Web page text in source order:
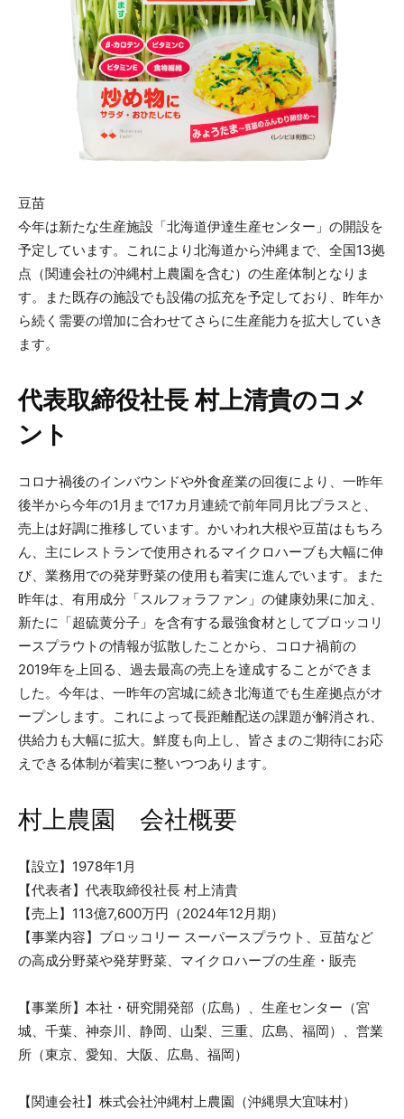
豆苗
今年は新たな生産施設「北海道伊達生産センター」の開設を
予定しています。これにより北海道から沖縄まで、全国13拠
点（関連会社の沖縄村上農園を含む）の生産体制となりま
す。また既存の施設でも設備の拡充を予定しており、昨年か
ら続く需要の増加に合わせてさらに生産能力を拡大していき
ます。
代表取締役社長 村上清貴のコメ
ント
コロナ禍後のインバウンドや外食産業の回復により、一昨年
後半から今年の1月まで17カ月連続で前年同月比プラスと、
売上は好調に推移しています。かいわれ大根や豆苗はもちろ
ん、主にレストランで使用されるマイクロハーブも大幅に伸
び、業務用での発芽野菜の使用も着実に進んでいます。また
昨年は、有用成分「スルフォラファン」の健康効果に加え、
新たに「超硫黄分子」を含有する最強食材としてブロッコリ
ースプラウトの情報が拡散したことから、コロナ禍前の
2019年を上回る、過去最高の売上を達成することができま
した。今年は、一昨年の宮城に続き北海道でも生産拠点がオ
ープンします。これによって長距離配送の課題が解消され、
供給力も大幅に拡大。鮮度も向上し、皆さまのご期待にお応
えできる体制が着実に整いつつあります。
村上農園 会社概要
【設立】1978年1月
【代表者】代表取締役社⻑ 村上清貴
【売上】113億7,600万円（2024年12月期）
【事業内容】ブロッコリー スーパースプラウト、豆苗など
の高成分野菜や発芽野菜、マイクロハーブの生産・販売
【事業所】本社・研究開発部（広島）、生産センター（宮
城、千葉、神奈川、静岡、山梨、三重、広島、福岡）、営業
所（東京、愛知、大阪、広島、福岡）
【関連会社】株式会社沖縄村上農園（沖縄県大宜味村）